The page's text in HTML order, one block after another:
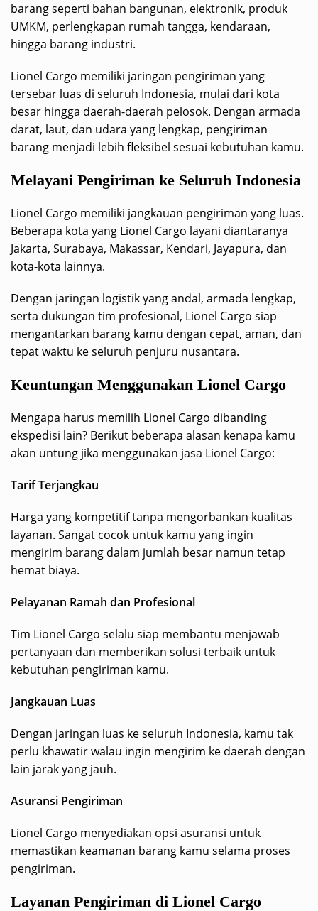
barang seperti bahan bangunan, elektronik, produk
UMKM, perlengkapan rumah tangga, kendaraan,
hingga barang industri.
Lionel Cargo memiliki jaringan pengiriman yang
tersebar luas di seluruh Indonesia, mulai dari kota
besar hingga daerah-daerah pelosok. Dengan armada
darat, laut, dan udara yang lengkap, pengiriman
barang menjadi lebih fleksibel sesuai kebutuhan kamu.
Melayani Pengiriman ke Seluruh Indonesia
Lionel Cargo memiliki jangkauan pengiriman yang luas.
Beberapa kota yang Lionel Cargo layani diantaranya
Jakarta, Surabaya, Makassar, Kendari, Jayapura, dan
kota-kota lainnya.
Dengan jaringan logistik yang andal, armada lengkap,
serta dukungan tim profesional, Lionel Cargo siap
mengantarkan barang kamu dengan cepat, aman, dan
tepat waktu ke seluruh penjuru nusantara.
Keuntungan Menggunakan Lionel Cargo
Mengapa harus memilih Lionel Cargo dibanding
ekspedisi lain? Berikut beberapa alasan kenapa kamu
akan untung jika menggunakan jasa Lionel Cargo:
Tarif Terjangkau
Harga yang kompetitif tanpa mengorbankan kualitas
layanan. Sangat cocok untuk kamu yang ingin
mengirim barang dalam jumlah besar namun tetap
hemat biaya.
Pelayanan Ramah dan Profesional
Tim Lionel Cargo selalu siap membantu menjawab
pertanyaan dan memberikan solusi terbaik untuk
kebutuhan pengiriman kamu.
Jangkauan Luas
Dengan jaringan luas ke seluruh Indonesia, kamu tak
perlu khawatir walau ingin mengirim ke daerah dengan
lain jarak yang jauh.
Asuransi Pengiriman
Lionel Cargo menyediakan opsi asuransi untuk
memastikan keamanan barang kamu selama proses
pengiriman.
Layanan Pengiriman di Lionel Cargo